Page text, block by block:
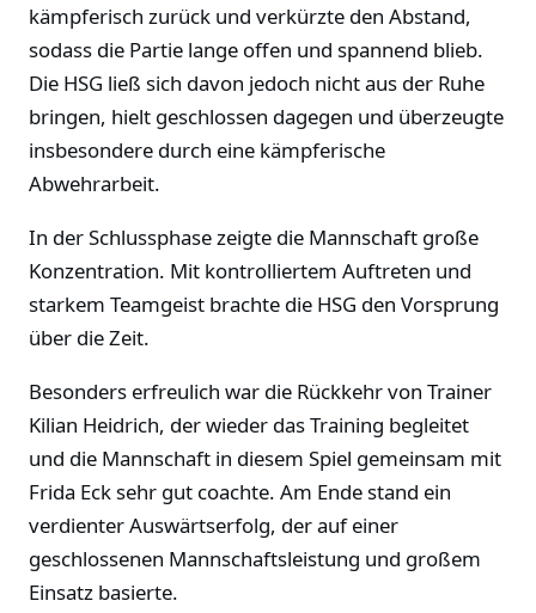
kämpferisch zurück und verkürzte den Abstand,
sodass die Partie lange offen und spannend blieb.
Die HSG ließ sich davon jedoch nicht aus der Ruhe
bringen, hielt geschlossen dagegen und überzeugte
insbesondere durch eine kämpferische
Abwehrarbeit.
In der Schlussphase zeigte die Mannschaft große
Konzentration. Mit kontrolliertem Auftreten und
starkem Teamgeist brachte die HSG den Vorsprung
über die Zeit.
Besonders erfreulich war die Rückkehr von Trainer
Kilian Heidrich, der wieder das Training begleitet
und die Mannschaft in diesem Spiel gemeinsam mit
Frida Eck sehr gut coachte. Am Ende stand ein
verdienter Auswärtserfolg, der auf einer
geschlossenen Mannschaftsleistung und großem
Einsatz basierte.